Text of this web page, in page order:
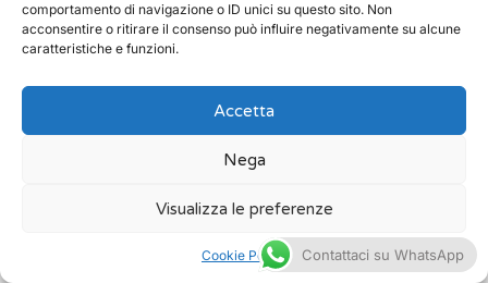
comportamento di navigazione o ID unici su questo sito. Non
acconsentire o ritirare il consenso può influire negativamente su alcune
caratteristiche e funzioni.
Accetta
Nega
Visualizza le preferenze
Cookie Policy
fundraising services how to a roma
Contattaci su WhatsApp